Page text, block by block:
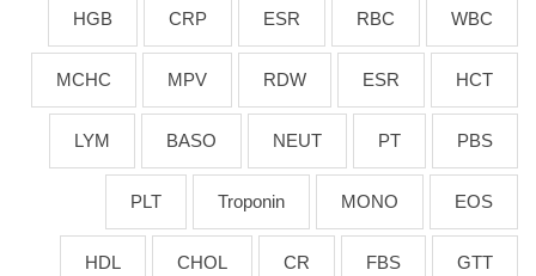
WBC
RBC
ESR
CRP
HGB
HCT
ESR
RDW
MPV
MCHC
PBS
PT
NEUT
BASO
LYM
EOS
MONO
Troponin
PLT
GTT
FBS
CR
CHOL
HDL